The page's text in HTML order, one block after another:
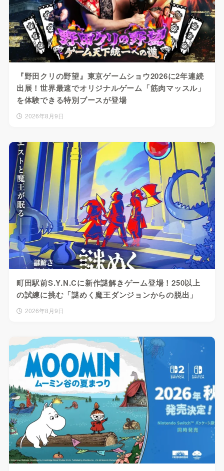
『野田クリの野望』東京ゲームショウ2026に2年連続
出展！世界最速でオリジナルゲーム「筋肉マッスル」
を体験できる特別ブースが登場
2026年8月9日
町田駅前S.Y.N.Cに新作謎解きゲーム登場！250以上
の試練に挑む「謎めく魔王ダンジョンからの脱出」
2026年8月9日